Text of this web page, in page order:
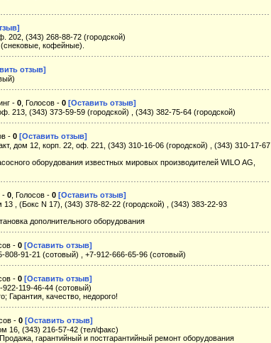
202, (343) 268-88-72 (городской)
кофейные).
отзыв]
- 0 , Голосов - 0 [Оставить отзыв]
213, (343) 373-59-59 (городской) , (343) 382-75-64 (городской)
- 0 [Оставить отзыв]
дом 12, корп. 22, оф. 221, (343) 310-16-06 (городской) , (343) 310-17-67
оборудования известных мировых производителей WILO AG,
- 0 , Голосов - 0 [Оставить отзыв]
13 , (Бокс N 17), (343) 378-82-22 (городской) , (343) 383-22-93
дополнительного оборудования
- 0 [Оставить отзыв]
808-91-21 (сотовый) , +7-912-666-65-96 (сотовый)
- 0 [Оставить отзыв]
922-119-46-44 (сотовый)
Гарантия, качество, недорого!
- 0 [Оставить отзыв]
16, (343) 216-57-42 (тел/факс)
гарантийный и постгарантийный ремонт оборудования